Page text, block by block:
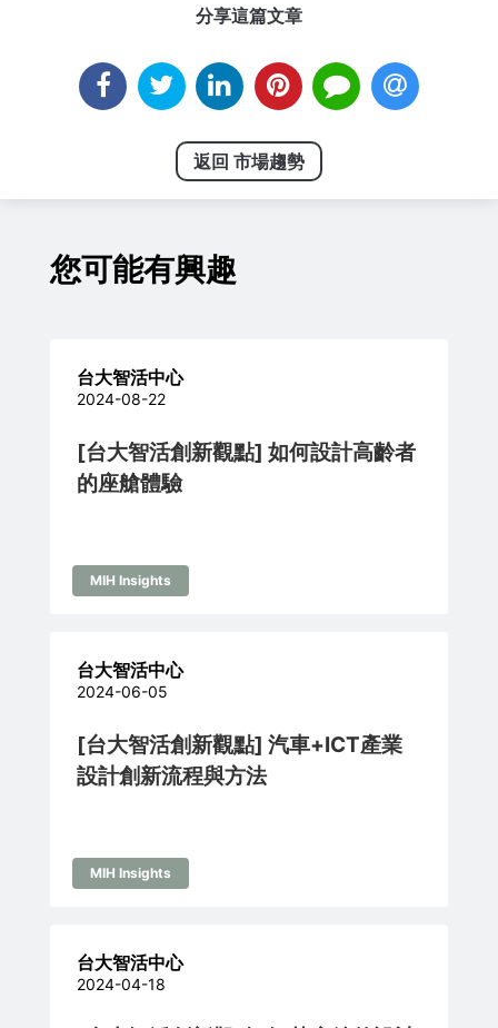
分享這篇文章
返回 市場趨勢
您可能有興趣
台大智活中心
2024-08-22
[台大智活創新觀點] 如何設計高齡者
的座艙體驗
MIH Insights
台大智活中心
2024-06-05
[台大智活創新觀點] 汽車+ICT產業
設計創新流程與方法
MIH Insights
台大智活中心
2024-04-18